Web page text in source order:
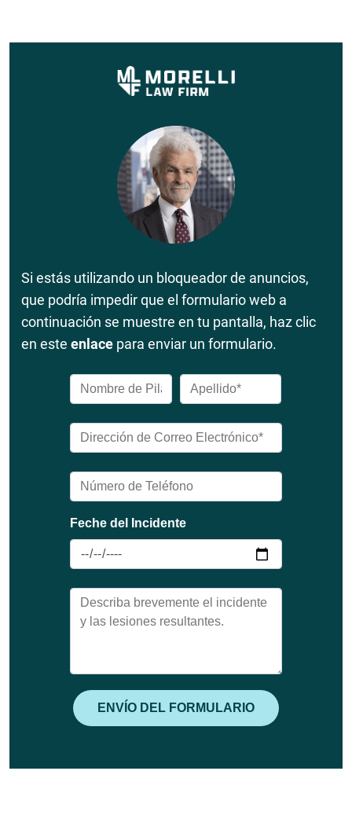
Si estás utilizando un bloqueador de anuncios,
que podría impedir que el formulario web a
continuación se muestre en tu pantalla, haz clic
en este enlace para enviar un formulario.